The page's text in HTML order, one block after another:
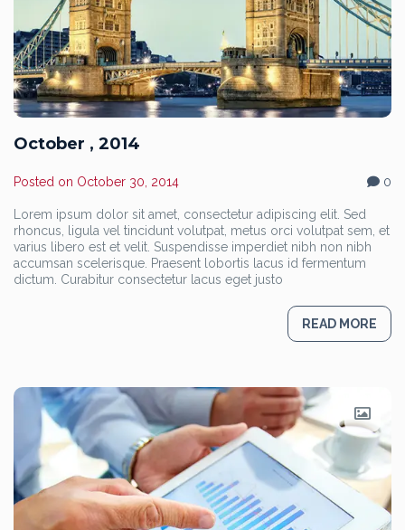
October , 2014
Posted on October 30, 2014 0
Lorem ipsum dolor sit amet, consectetur adipiscing elit. Sed
rhoncus, ligula vel tincidunt volutpat, metus orci volutpat sem, et
varius libero est et velit. Suspendisse imperdiet nibh non nibh
accumsan scelerisque. Praesent lobortis lacus id fermentum
dictum. Curabitur consectetur lacus eget justo
READ MORE